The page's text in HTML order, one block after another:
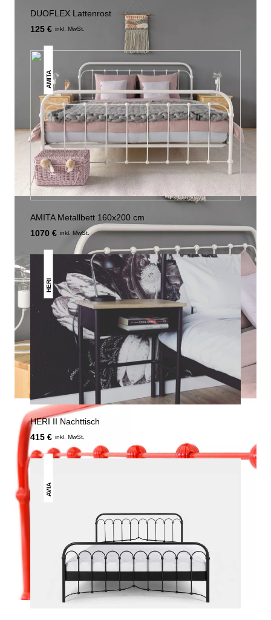
DUOFLEX Lattenrost
125 € inkl. MwSt.
AMITA
AMITA Metallbett 160x200 cm
1070 € inkl. MwSt.
HERI
HERI II Nachttisch
415 € inkl. MwSt.
AVIA